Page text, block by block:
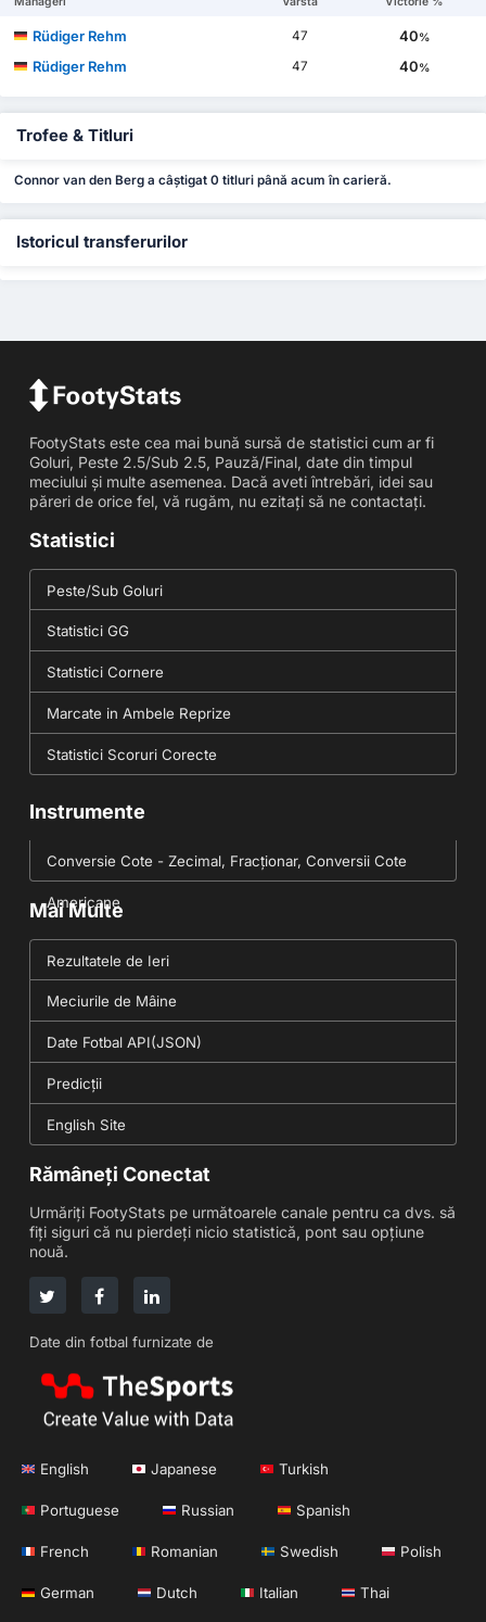
Rüdiger Rehm 47 40%
Rüdiger Rehm 47 40%
Trofee & Titluri
Connor van den Berg a câștigat 0 titluri până acum în carieră.
Istoricul transferurilor
FootyStats este cea mai bună sursă de statistici cum ar fi
Goluri, Peste 2.5/Sub 2.5, Pauză/Final, date din timpul
meciului și multe asemenea. Dacă aveti întrebări, idei sau
păreri de orice fel, vă rugăm, nu ezitați să ne contactați.
Statistici
Peste/Sub Goluri
Statistici GG
Statistici Cornere
Marcate in Ambele Reprize
Statistici Scoruri Corecte
Instrumente
Conversie Cote - Zecimal, Fracționar, Conversii Cote
Americane
Mai Multe
Rezultatele de Ieri
Meciurile de Mâine
Date Fotbal API(JSON)
Predicții
English Site
Rămâneți Conectat
Urmăriți FootyStats pe următoarele canale pentru ca dvs. să
fiți siguri că nu pierdeți nicio statistică, pont sau opțiune
nouă.
Date din fotbal furnizate de
English Japanese Turkish
Portuguese Russian Spanish
French Romanian Swedish Polish
German Dutch Italian Thai